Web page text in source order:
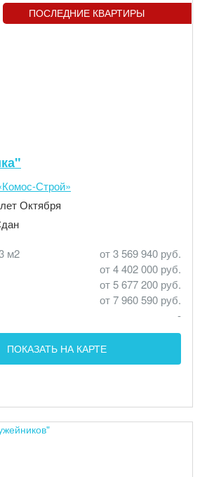
ПОСЛЕДНИЕ КВАРТИРЫ
Строй»
Октября
м2
от 3 569 940 руб.
от 4 402 000 руб.
от 5 677 200 руб.
от 7 960 590 руб.
-
ПОКАЗАТЬ НА КАРТЕ